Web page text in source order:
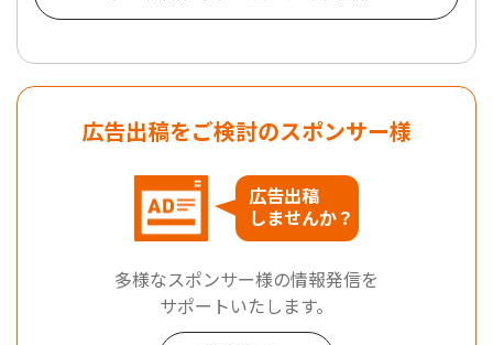
広告出稿をご検討のスポンサー様
広告出稿
しませんか？
多様なスポンサー様の情報発信を
サポートいたします。